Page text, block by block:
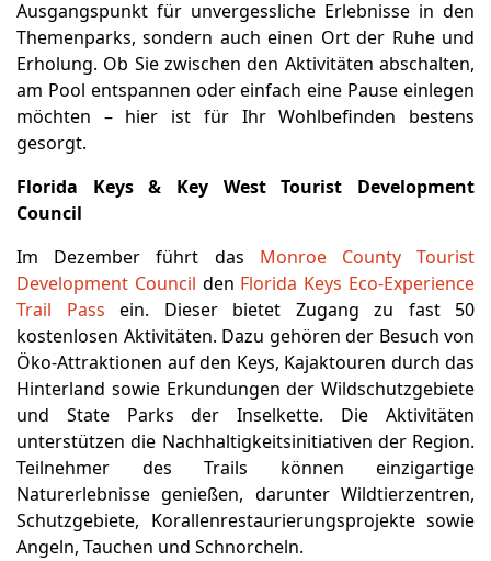
Ausgangspunkt für unvergessliche Erlebnisse in den
Themenparks, sondern auch einen Ort der Ruhe und
Erholung. Ob Sie zwischen den Aktivitäten abschalten,
am Pool entspannen oder einfach eine Pause einlegen
möchten – hier ist für Ihr Wohlbefinden bestens
gesorgt.
Florida Keys & Key West Tourist Development
Council
Im Dezember führt das Monroe County Tourist
Development Council den Florida Keys Eco-Experience
Trail Pass ein. Dieser bietet Zugang zu fast 50
kostenlosen Aktivitäten. Dazu gehören der Besuch von
Öko-Attraktionen auf den Keys, Kajaktouren durch das
Hinterland sowie Erkundungen der Wildschutzgebiete
und State Parks der Inselkette. Die Aktivitäten
unterstützen die Nachhaltigkeitsinitiativen der Region.
Teilnehmer des Trails können einzigartige
Naturerlebnisse genießen, darunter Wildtierzentren,
Schutzgebiete, Korallenrestaurierungsprojekte sowie
Angeln, Tauchen und Schnorcheln.